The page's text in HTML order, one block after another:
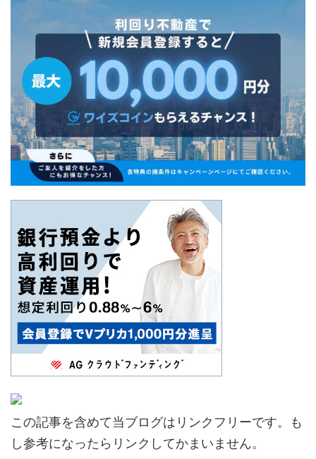
この記事を含めて当ブログはリンクフリーです。も
し参考になったらリンクしてかまいません。